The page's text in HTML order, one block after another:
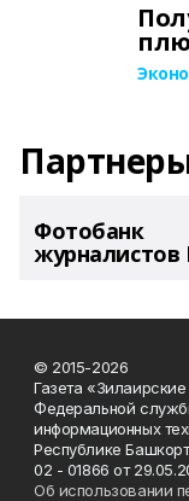
Фотобанк
журналистов
© 2015-2026
Газета
Федеральной
информационных
Республике
02 - 01866 от
Об использовании